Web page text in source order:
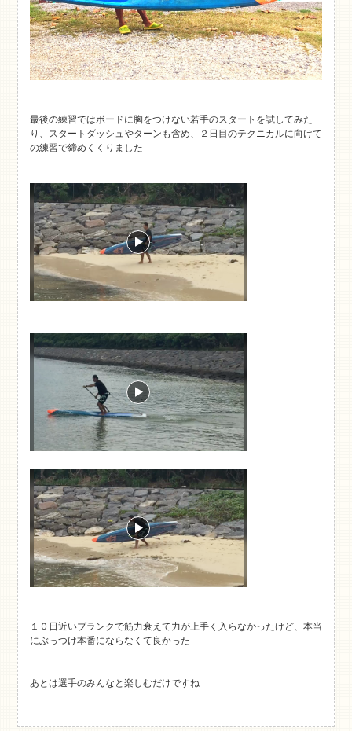
最後の練習ではボードに胸をつけない若手のスタートを試してみた
り、スタートダッシュやターンも含め、２日目のテクニカルに向けて
の練習で締めくくりました
１０日近いブランクで筋力衰えて力が上手く入らなかったけど、本当
にぶっつけ本番にならなくて良かった
あとは選手のみんなと楽しむだけですね